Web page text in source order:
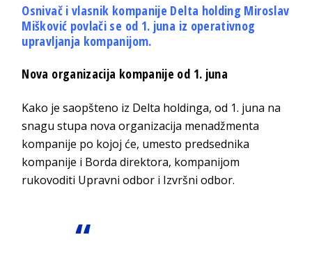
Osnivač i vlasnik kompanije Delta holding Miroslav
Mišković povlači se od 1. juna iz operativnog
upravljanja kompanijom.
Nova organizacija kompanije od 1. juna
Kako je saopšteno iz Delta holdinga, od 1. juna na
snagu stupa nova organizacija menadžmenta
kompanije po kojoj će, umesto predsednika
kompanije i Borda direktora, kompanijom
rukovoditi Upravni odbor i Izvršni odbor.